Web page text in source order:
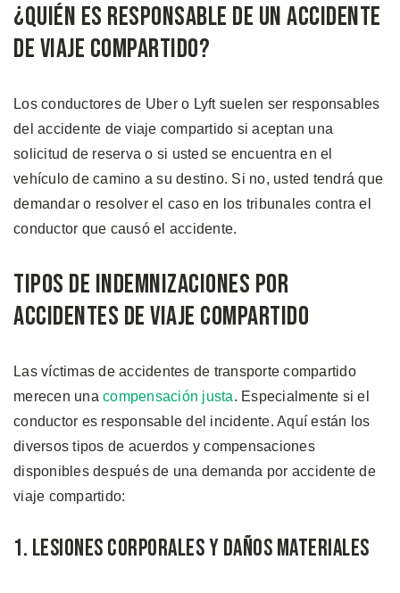
¿Quién es Responsable de un Accidente
de Viaje Compartido?
Los conductores de Uber o Lyft suelen ser responsables
del accidente de viaje compartido si aceptan una
solicitud de reserva o si usted se encuentra en el
vehículo de camino a su destino. Si no, usted tendrá que
demandar o resolver el caso en los tribunales contra el
conductor que causó el accidente.
Tipos de Indemnizaciones por
Accidentes de Viaje Compartido
Las víctimas de accidentes de transporte compartido
merecen una compensación justa. Especialmente si el
conductor es responsable del incidente. Aquí están los
diversos tipos de acuerdos y compensaciones
disponibles después de una demanda por accidente de
viaje compartido:
1. Lesiones Corporales y Daños Materiales